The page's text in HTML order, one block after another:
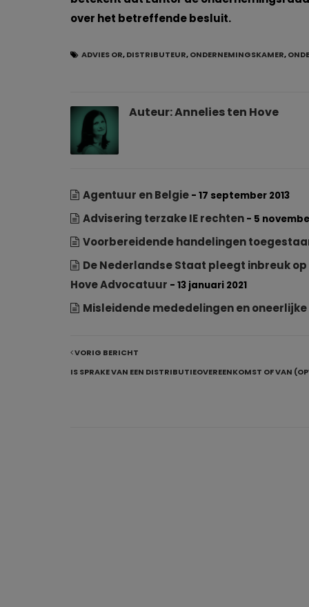
over het betreffende besluit.
ADVIES OR,DISTRIBUTEUR,ONDERNEMINGSKAMER,
Auteur:Annelies ten Hove
Agentuur en Belgie - 17 september 2013
Advisering terzake IE rechten - 5
Voorbereidende handelingen
De Nederlandse Staat pleegt inbreuk
Hove Advocatuur - 13 januari 2021
Misleidende mededelingen en
VORIG BERICHT
IS SPRAKE VAN EEN DISTRIBUTIEOVEREENKOMST OF VAN